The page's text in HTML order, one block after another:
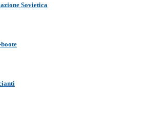
Sovietica